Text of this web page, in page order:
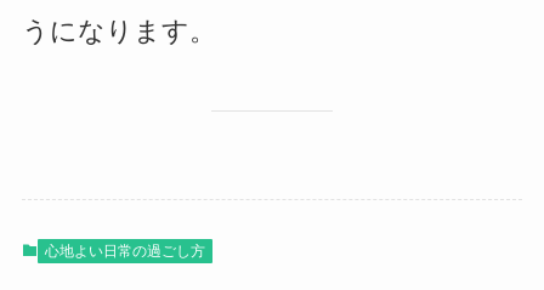
うになります。
心地よい日常の過ごし方